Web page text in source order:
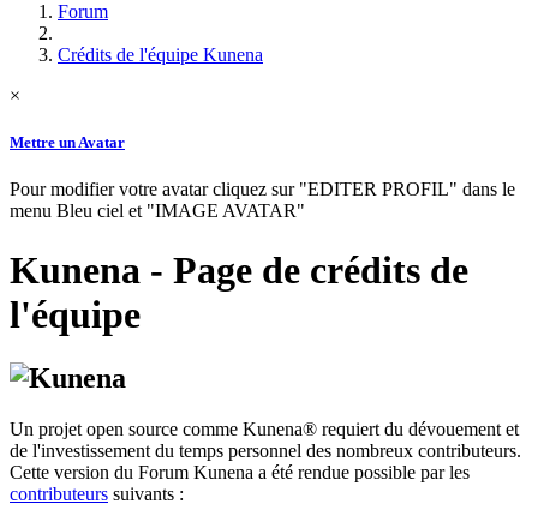
Forum
Crédits de l'équipe Kunena
×
Mettre un Avatar
Pour modifier votre avatar cliquez sur "EDITER PROFIL" dans le
menu Bleu ciel et "IMAGE AVATAR"
Kunena - Page de crédits de
l'équipe
Un projet open source comme Kunena® requiert du dévouement et
de l'investissement du temps personnel des nombreux contributeurs.
Cette version du Forum Kunena a été rendue possible par les
contributeurs suivants :